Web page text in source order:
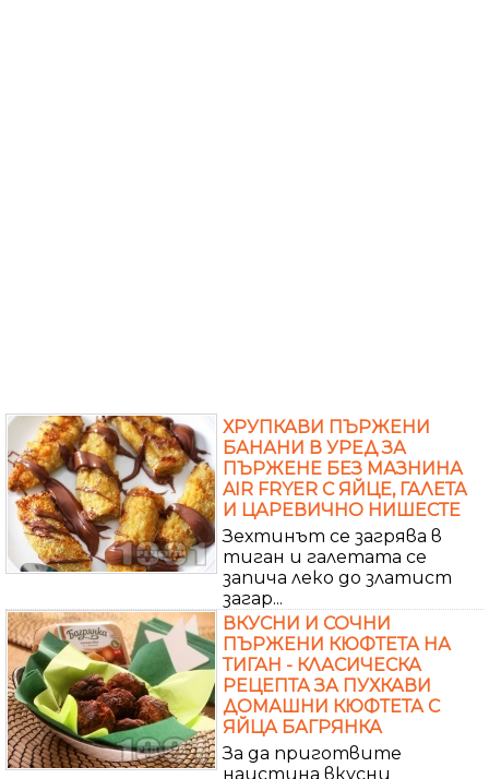
ХРУПКАВИ ПЪРЖЕНИ
БАНАНИ В УРЕД ЗА
ПЪРЖЕНЕ БЕЗ МАЗНИНА
AIR FRYER С ЯЙЦЕ, ГАЛЕТА
И ЦАРЕВИЧНО НИШЕСТЕ
Зехтинът се загрява в
тиган и галетата се
запича леко до златист
загар...
ВКУСНИ И СОЧНИ
ПЪРЖЕНИ КЮФТЕТА НА
ТИГАН - КЛАСИЧЕСКА
РЕЦЕПТА ЗА ПУХКАВИ
ДОМАШНИ КЮФТЕТА С
ЯЙЦА БАГРЯНКА
За да приготвите
наистина вкусни